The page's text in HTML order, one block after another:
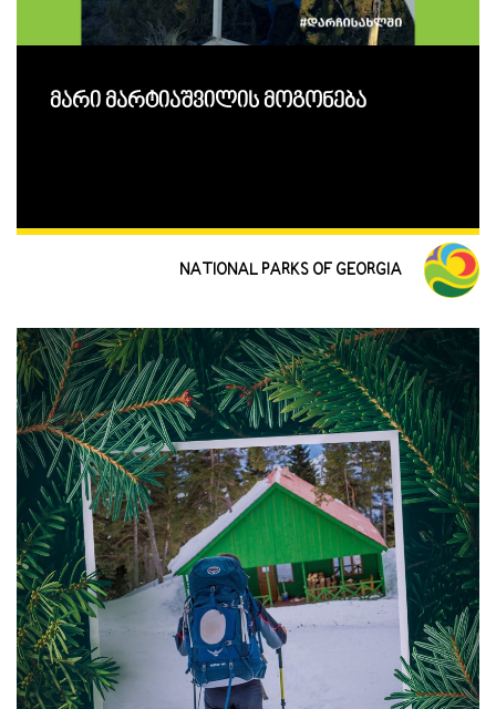
მარი მარტიაშვილის მოგონება
NATIONAL PARKS OF GEORGIA